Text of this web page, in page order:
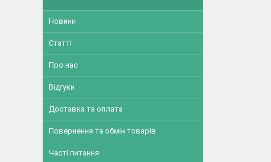
Новини
Статті
Про нас
Відгуки
Доставка та оплата
Повернення та обмін товарів
Часті питання